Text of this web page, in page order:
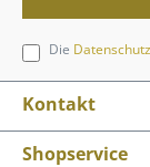
Die
Kontakt
Shopservice